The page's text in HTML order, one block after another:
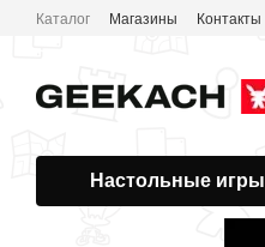
Перейти к основному контенту
Каталог Магазины Контакты
Настольные игры